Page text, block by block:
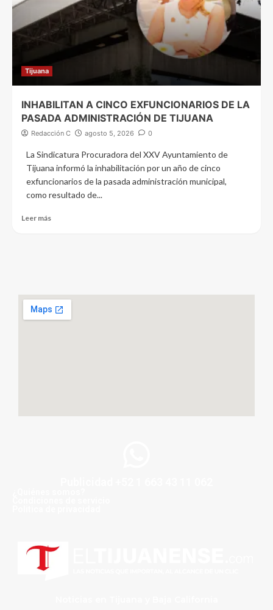
Tijuana
INHABILITAN A CINCO EXFUNCIONARIOS DE LA
PASADA ADMINISTRACIÓN DE TIJUANA
Redacción C agosto 5, 2026 0
La Sindicatura Procuradora del XXV Ayuntamiento de
Tijuana informó la inhabilitación por un año de cinco
exfuncionarios de la pasada administración municipal,
como resultado de...
Leer más